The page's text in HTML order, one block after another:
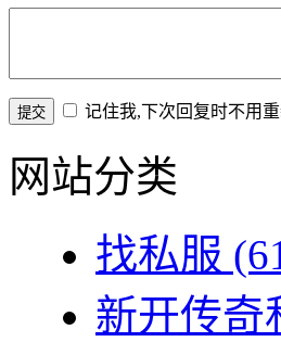
记住我,下次回复时不用
网站分类
找私服
新开传奇